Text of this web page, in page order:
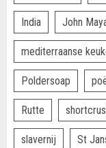
India John
mediterraanse
Poldersoap
Rutte
slavernij St